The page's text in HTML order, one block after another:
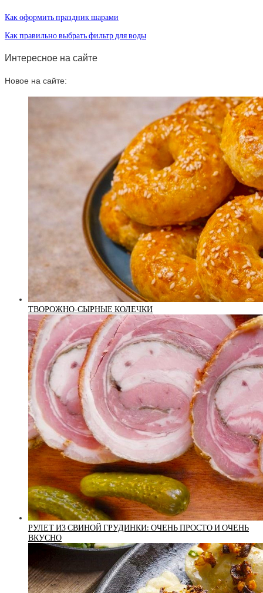
Как оформить праздник шарами
Как правильно выбрать фильтр для воды
Интересное на сайте
Новое на сайте:
ТВОРОЖНО-СЫРНЫЕ КОЛЕЧКИ
РУЛЕТ ИЗ СВИНОЙ ГРУДИНКИ: ОЧЕНЬ ПРОСТО И ОЧЕНЬ
ВКУСНО